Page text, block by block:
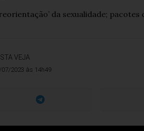
da sexualidade; pacotes
VEJA
2023 às 14h49